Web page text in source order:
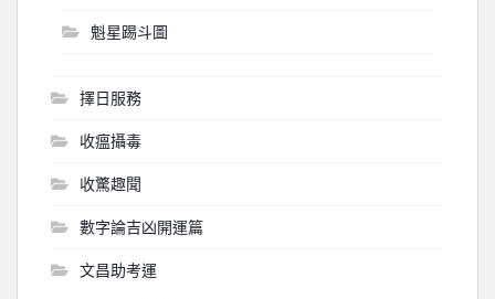
魁星踢斗圖
擇日服務
收瘟攝毒
收驚趣聞
數字論吉凶開運篇
文昌助考運